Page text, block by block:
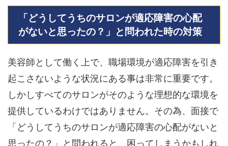
「どうしてうちのサロンが適応障害の心配
がないと思ったの？」と問われた時の対策
美容師として働く上で、職場環境が適応障害を引き
起こさないような状況にある事は非常に重要です。
しかしすべてのサロンがそのような理想的な環境を
提供しているわけではありません。その為、面接で
「どうしてうちのサロンが適応障害の心配がないと
思ったの？」と問われると、困ってしまうかもしれ